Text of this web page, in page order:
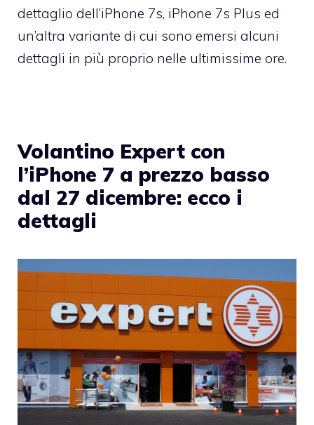
dettaglio dell’iPhone 7s, iPhone 7s Plus ed
un’altra variante di cui sono emersi alcuni
dettagli in più proprio nelle ultimissime ore.
Volantino Expert con
l’iPhone 7 a prezzo basso
dal 27 dicembre: ecco i
dettagli